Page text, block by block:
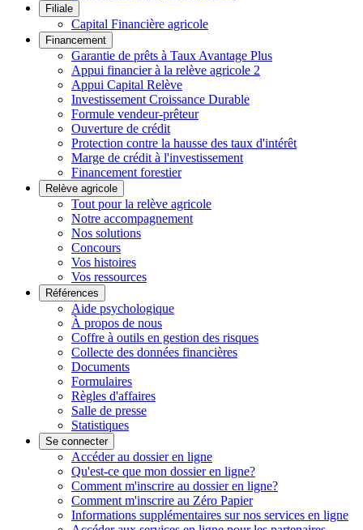
Filiale
Capital Financière agricole
Financement
Garantie de prêts à Taux Avantage Plus
Appui financier à la relève agricole 2
Appui Capital Relève
Investissement Croissance Durable
Formule vendeur-prêteur
Ouverture de crédit
Protection contre la hausse des taux d'intérêt
Marge de crédit à l'investissement
Financement forestier
Relève agricole
Tout pour la relève agricole
Notre accompagnement
Nos solutions
Concours
Vos histoires
Vos ressources
Références
Aide psychologique
À propos de nous
Coffre à outils en gestion des risques
Collecte des données financières
Documents
Formulaires
Règles d'affaires
Salle de presse
Statistiques
Se connecter
Accéder au dossier en ligne
Qu'est-ce que mon dossier en ligne?
Comment m'inscrire au dossier en ligne?
Comment m'inscrire au Zéro Papier
Informations supplémentaires sur nos services en ligne